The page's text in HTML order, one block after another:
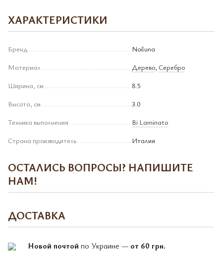
ХАРАКТЕРИСТИКИ
Бренд
Noiluna
Материал
Дерево, Серебро
Ширина, см
8.5
Высота, см
3.0
Техника выполнения
Bi Laminato
Страна производитель
Италия
ОСТАЛИСЬ ВОПРОСЫ? НАПИШИТЕ
НАМ!
ДОСТАВКА
Новой почтой по Украине — от 60 грн.